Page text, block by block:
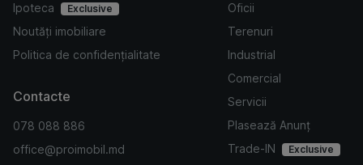
Ipoteca
Exclusive
Noutăți imobiliare
Politica de confidențialitate
Oficii
Terenuri
Industrial
Comercial
Servicii
Plasează Anunț
Trade-IN
Exclusive
Contacte
078 088 886
office@proimobil.md